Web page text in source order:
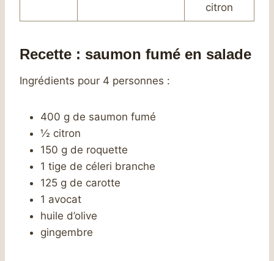
citron
Recette : saumon fumé en salade
Ingrédients pour 4 personnes :
400 g de saumon fumé
½ citron
150 g de roquette
1 tige de céleri branche
125 g de carotte
1 avocat
huile d’olive
gingembre